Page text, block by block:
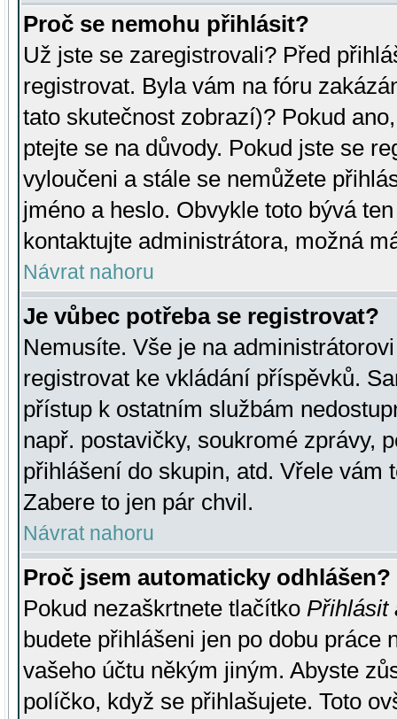
Proč se nemohu přihlásit?
Už jste se zaregistrovali? Před
registrovat. Byla vám na fóru
tato skutečnost zobrazí)? Pokud
ptejte se na důvody. Pokud jste se
vyloučeni a stále se nemůžete
jméno a heslo. Obvykle toto bývá
kontaktujte administrátora, možná
Návrat nahoru
Je vůbec potřeba se registrovat?
Nemusíte. Vše je na
registrovat ke vkládání příspěvků.
přístup k ostatním službám
např. postavičky, soukromé zprávy,
přihlášení do skupin, atd. Vřele vám
Zabere to jen pár chvil.
Návrat nahoru
Proč jsem automaticky odhlášen?
Pokud nezaškrtnete tlačítko Přihlásit
budete přihlášeni jen po dobu práce
vašeho účtu někým jiným. Abyste
políčko, když se přihlašujete. Toto